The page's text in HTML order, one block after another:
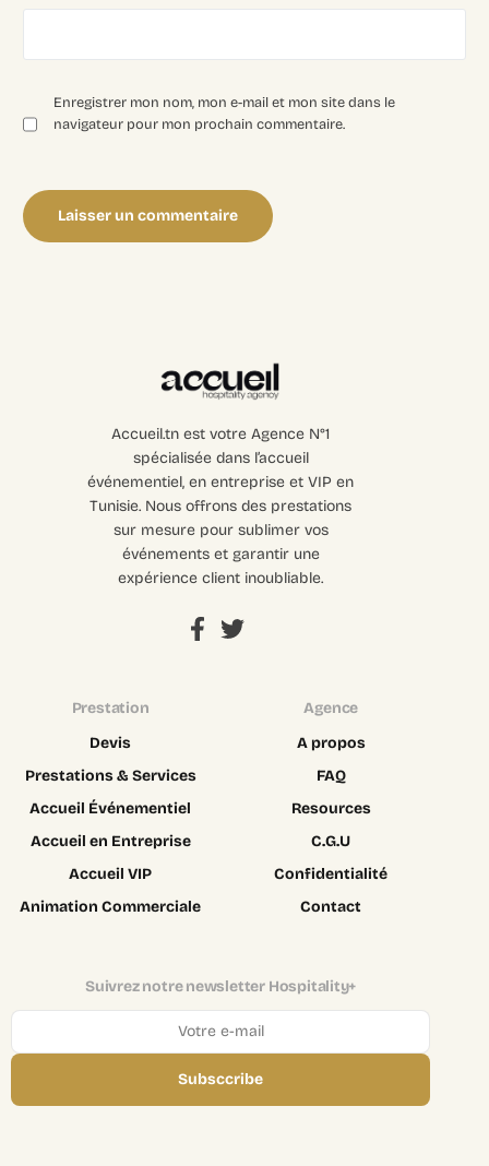
Enregistrer mon nom, mon e-mail et mon site dans le
navigateur pour mon prochain commentaire.
Accueil.tn est votre Agence N°1
spécialisée dans l’accueil
événementiel, en entreprise et VIP en
Tunisie. Nous offrons des prestations
sur mesure pour sublimer vos
événements et garantir une
expérience client inoubliable.
Prestation
Devis
Prestations & Services
Accueil Événementiel
Accueil en Entreprise
Accueil VIP
Animation Commerciale
Agence
A propos
FAQ
Resources
C.G.U
Confidentialité
Contact
Suivrez notre newsletter Hospitality+
Subsccribe
Login